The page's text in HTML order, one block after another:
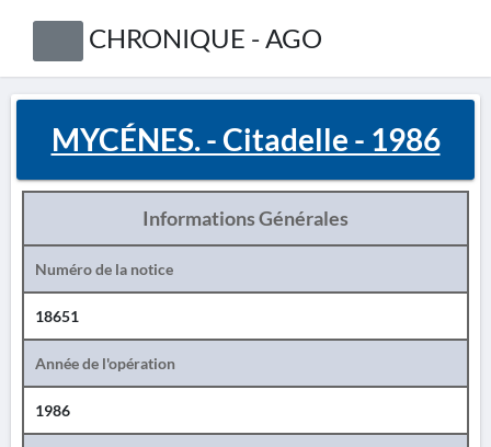
CHRONIQUE - AGO
MYCÉNES. - Citadelle - 1986
Informations Générales
Numéro de la notice
18651
Année de l'opération
1986